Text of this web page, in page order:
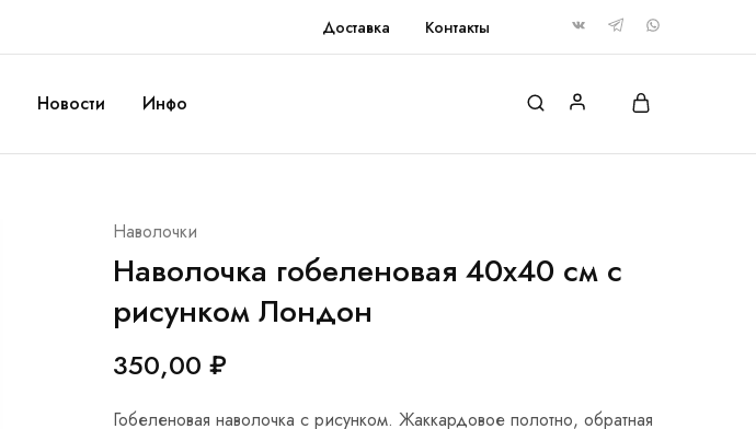
Доставка Контакты
Новости Инфо
Наволочки
Наволочка гобеленовая 40х40 см с
рисунком Лондон
350,00 ₽
Гобеленовая наволочка с рисунком. Жаккардовое полотно, обратная